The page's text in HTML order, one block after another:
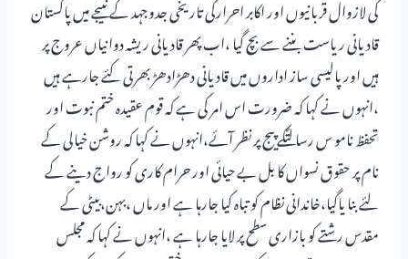
کی لازوال قربانیوں اور اکابر احرارکی تاریخی جدوجہد کے نتیجے میں پاکستان
قادیانی ریاست بننے سے بچ گیا ،اب پھر قادیانی ریشہ دوانیاں عروج پر
ہیں اور پالیسی ساز اداروں میں قادیانی دھڑادھڑ بھرتی کئے جارہے ہیں
،انہوں نے کہا کہ ضرورت اس امر کی ہے کہ قوم عقیدہ ختم نبوت اور
تحفظ نامو س رسالتؐکے پیج پر نظر آئے،انہوں نے کہا کہ روشن خیالی کے
نام پر حقوق نسواں کا بل بے حیائی اور حرام کاری کو رواج دینے کے
لئے بنا یاگیا،خاندانی نظام کو تباہ کیا جارہا ہے اور ماں ،بہن،بیٹی کے
مقدس رشتے کو بازاری سطح پر لایا جارہا ہے ،انہوں نے کہا کہ مجلس